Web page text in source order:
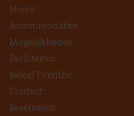
Home
Accommodaties
Mogelijkheden
Faciliteiten
Beleef Drenthe
Contact
Reserveren